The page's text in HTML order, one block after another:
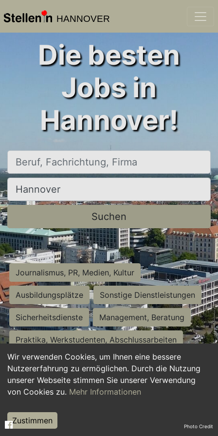
HANNOVER
Wir verwenden Cookies, um Ihnen eine bessere
Nutzererfahrung zu ermöglichen. Durch die Nutzung
unserer Webseite stimmen Sie unserer Verwendung
von Cookies zu. Mehr Informationen
Zustimmen
Die besten
Jobs in
Hannover!
Beruf, Fachrichtung, Firma
Ort, Stadt
Suchen
Journalismus, PR, Medien, Kultur
Ausbildungsplätze Sonstige Dienstleistungen
Sicherheitsdienste Management, Beratung
Praktika, Werkstudenten, Abschlussarbeiten
Personalwesen Assistenz, Sekretariat
Hilfskräfte, Aushilfs- und Nebenjobs
Weiterbildung, Studium, duale Ausbildung Photo Credit